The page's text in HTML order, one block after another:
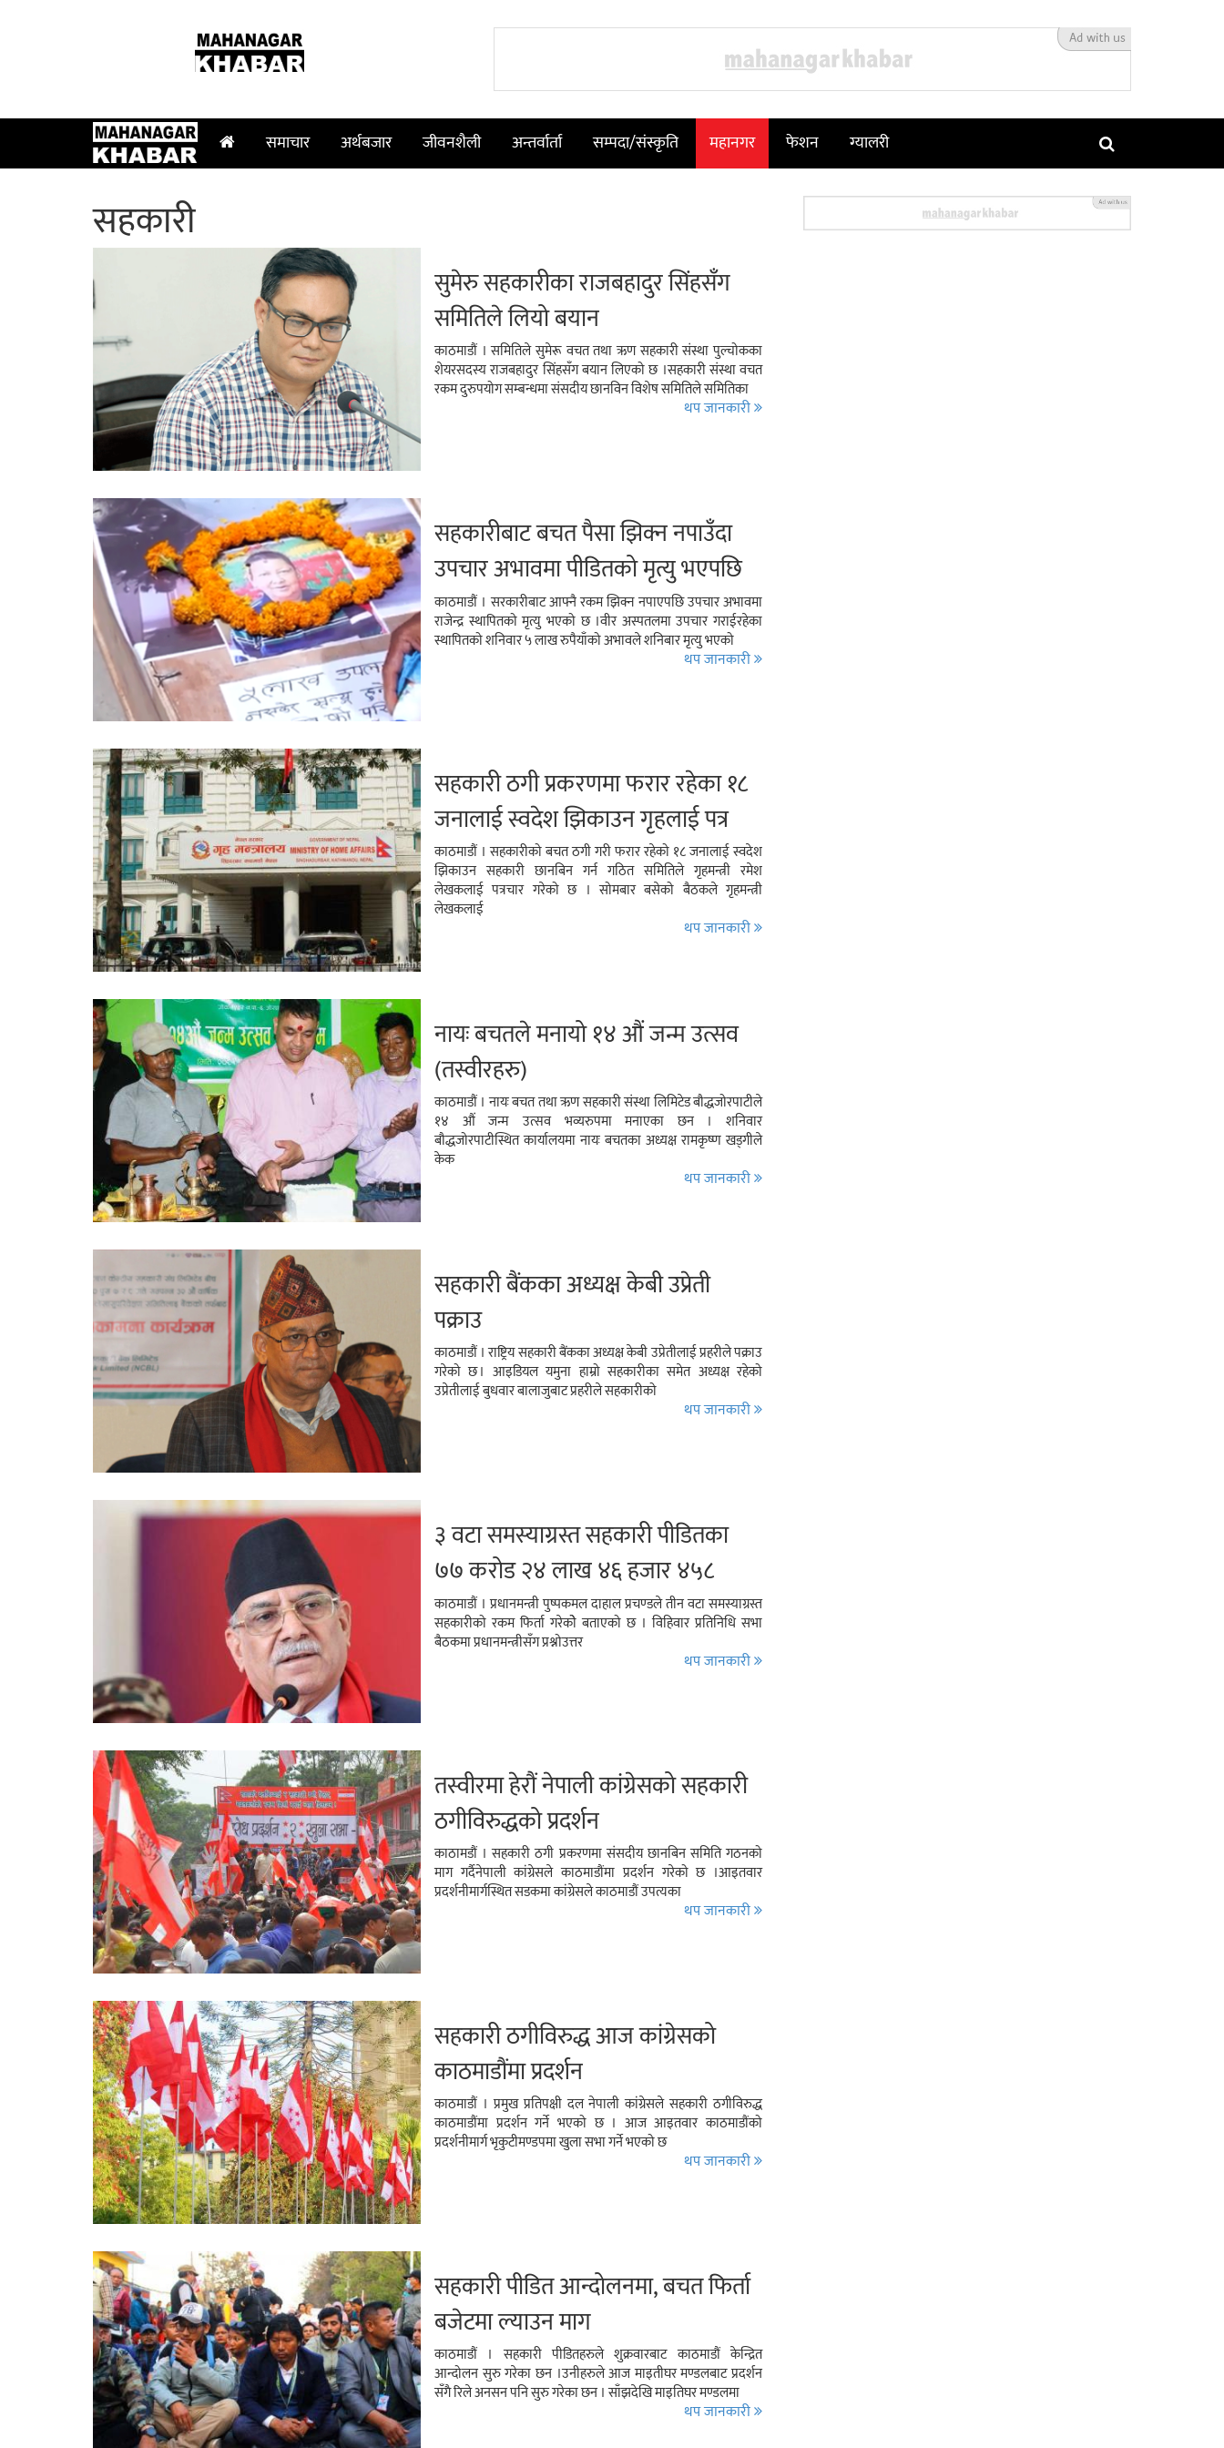
समाचार अर्थबजार जीवनशैली अन्तर्वार्ता सम्पदा/संस्कृति महानगर फेशन ग्यालरी
सहकारी
सुमेरु सहकारीका राजबहादुर सिंहसँग
समितिले लियो बयान
काठमाडौं । समितिले सुमेरू वचत तथा ऋण सहकारी संस्था पुल्चोकका
शेयरसदस्य राजबहादुर सिंहसँग बयान लिएको छ ।सहकारी संस्था वचत
रकम दुरुपयोग सम्बन्धमा संसदीय छानविन विशेष समितिले समितिका
थप जानकारी
सहकारीबाट बचत पैसा झिक्न नपाउँदा
उपचार अभावमा पीडितको मृत्यु भएपछि
विरोध प्रदर्शन
काठमाडौं । सरकारीबाट आफ्नै रकम झिक्न नपाएपछि उपचार अभावमा
राजेन्द्र स्थापितको मृत्यु भएको छ ।वीर अस्पतलमा उपचार गराईरहेका
स्थापितको शनिवार ५ लाख रुपैयाँको अभावले शनिबार मृत्यु भएको
थप जानकारी
सहकारी ठगी प्रकरणमा फरार रहेका १८
जनालाई स्वदेश झिकाउन गृहलाई पत्र
काठमाडौं । सहकारीको बचत ठगी गरी फरार रहेको १८ जनालाई स्वदेश
झिकाउन सहकारी छानबिन गर्न गठित समितिले गृहमन्त्री रमेश
लेखकलाई पत्रचार गरेको छ । सोमबार बसेको बैठकले गृहमन्त्री
लेखकलाई
थप जानकारी
नायः बचतले मनायो १४ औं जन्म उत्सव
(तस्वीरहरु)
काठमाडौं । नायः बचत तथा ऋण सहकारी संस्था लिमिटेड बौद्धजोरपाटीले
१४ औं जन्म उत्सव भव्यरुपमा मनाएका छन । शनिवार
बौद्धजोरपाटीस्थित कार्यालयमा नायः बचतका अध्यक्ष रामकृष्ण खड्गीले
केक
थप जानकारी
सहकारी बैंकका अध्यक्ष केबी उप्रेती
पक्राउ
काठमाडौं । राष्ट्रिय सहकारी बैंकका अध्यक्ष केबी उप्रेतीलाई प्रहरीले पक्राउ
गरेको छ । आइडियल यमुना हाम्रो सहकारीका समेत अध्यक्ष रहेको
उप्रेतीलाई बुधवार बालाजुबाट प्रहरीले सहकारीको
थप जानकारी
३ वटा समस्याग्रस्त सहकारी पीडितका
७७ करोड २४ लाख ४६ हजार ४५८
रुपैयाँ फिर्ता
काठमाडौं । प्रधानमन्त्री पुष्पकमल दाहाल प्रचण्‍डले तीन वटा समस्याग्रस्त
सहकारीको रकम फिर्ता गरेकोे बताएको छ । विहिवार प्रतिनिधि सभा
बैठकमा प्रधानमन्त्रीसँग प्रश्नोउत्तर
थप जानकारी
तस्वीरमा हेरौं नेपाली कांग्रेसको सहकारी
ठगीविरुद्धको प्रदर्शन
काठामडौं । सहकारी ठगी प्रकरणमा संसदीय छानबिन समिति गठनको
माग गर्दैनेपाली कांग्रेसले काठमाडौंमा प्रदर्शन गरेको छ ।आइतवार
प्रदर्शनीमार्गस्थित सडकमा कांग्रेसले काठमाडौं उपत्यका
थप जानकारी
सहकारी ठगीविरुद्ध आज कांग्रेसको
काठमाडौंमा प्रदर्शन
काठमाडौं । प्रमुख प्रतिपक्षी दल नेपाली कांग्रेसले सहकारी ठगीविरुद्ध
काठमाडौंमा प्रदर्शन गर्ने भएको छ । आज आइतवार काठमाडौंको
प्रदर्शनीमार्ग भृकुटीमण्डपमा खुला सभा गर्ने भएको छ
थप जानकारी
सहकारी पीडित आन्दोलनमा, बचत फिर्ता
बजेटमा ल्याउन माग
काठमाडौं । सहकारी पीडितहरुले शुक्रवारबाट काठमाडौं केन्द्रित
आन्दोलन सुरु गरेका छन ।उनीहरुले आज माइतीघर मण्डलबाट प्रदर्शन
सँगै रिले अनसन पनि सुरु गरेका छन । साँझदेखि माइतिघर मण्डलमा
थप जानकारी